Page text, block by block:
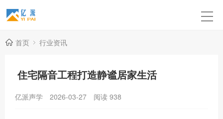
首页 行业资讯
住宅隔音工程打造静谧居家生活
亿派声学 2026-03-27 阅读 938